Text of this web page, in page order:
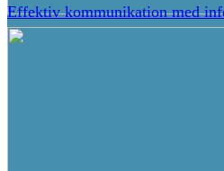
Effektiv kommunikation med